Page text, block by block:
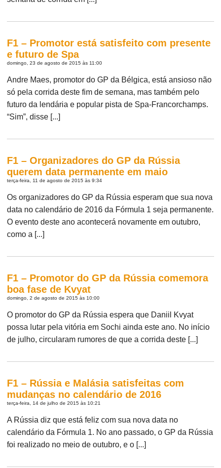
F1 – Promotor está satisfeito com presente
e futuro de Spa
domingo, 23 de agosto de 2015 às 11:00
Andre Maes, promotor do GP da Bélgica, está ansioso não
só pela corrida deste fim de semana, mas também pelo
futuro da lendária e popular pista de Spa-Francorchamps.
“Sim”, disse [...]
F1 – Organizadores do GP da Rússia
querem data permanente em maio
terça-feira, 11 de agosto de 2015 às 9:34
Os organizadores do GP da Rússia esperam que sua nova
data no calendário de 2016 da Fórmula 1 seja permanente.
O evento deste ano acontecerá novamente em outubro,
como a [...]
F1 – Promotor do GP da Rússia comemora
boa fase de Kvyat
domingo, 2 de agosto de 2015 às 10:00
O promotor do GP da Rússia espera que Daniil Kvyat
possa lutar pela vitória em Sochi ainda este ano. No início
de julho, circularam rumores de que a corrida deste [...]
F1 – Rússia e Malásia satisfeitas com
mudanças no calendário de 2016
terça-feira, 14 de julho de 2015 às 10:21
A Rússia diz que está feliz com sua nova data no
calendário da Fórmula 1. No ano passado, o GP da Rússia
foi realizado no meio de outubro, e o [...]